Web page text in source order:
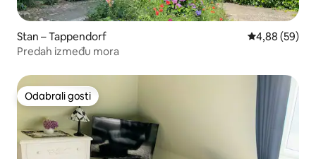
Stan – Tappendorf Prosječna
4,88 (59)
Predah između mora
Odabrali gosti
Odabrali gosti